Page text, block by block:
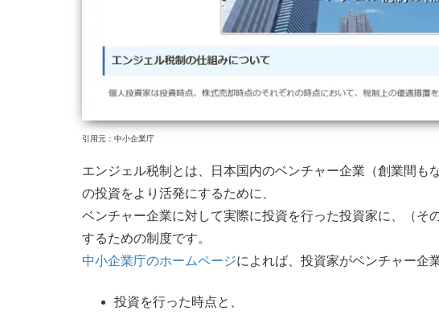
引用元：中小企業庁
エンジェル税制とは、日本国内のベンチャー企業（創業間も
の投資をより活発にするために、
ベンチャー企業に対して実際に投資を行った投資家に、（そ
するための制度です。
中小企業庁のホームページによれば、投資家がベンチャー企
投資を行った時点と、